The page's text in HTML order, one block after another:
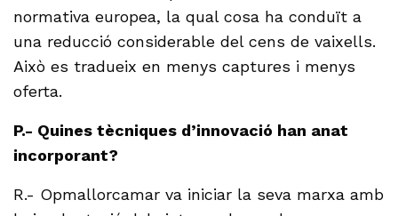
normativa europea, la qual cosa ha conduït a
una reducció considerable del cens de vaixells.
Això es tradueix en menys captures i menys
oferta.
P.- Quines tècniques d’innovació han anat
incorporant?
R.- Opmallorcamar va iniciar la seva marxa amb